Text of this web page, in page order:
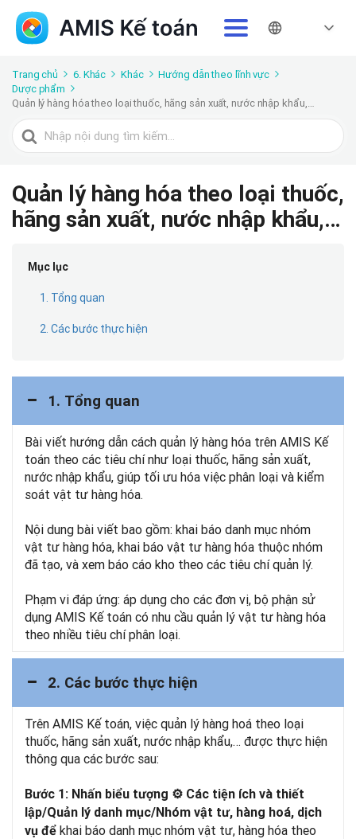
Trang chủ 6. Khác Khác
Hướng dẫn theo lĩnh vực
Dược phẩm
Quản lý hàng hóa theo loại thuốc, hãng sản xuất, nước nhập khẩu,…
Tìm
kiếm
Quản lý hàng hóa theo loại thuốc,
hãng sản xuất, nước nhập khẩu,…
Mục lục
1. Tổng quan
2. Các bước thực hiện
1. Tổng quan
Bài viết hướng dẫn cách quản lý hàng hóa trên AMIS Kế
toán theo các tiêu chí như loại thuốc, hãng sản xuất,
nước nhập khẩu, giúp tối ưu hóa việc phân loại và kiểm
soát vật tư hàng hóa.
Nội dung bài viết bao gồm: khai báo danh mục nhóm
vật tư hàng hóa, khai báo vật tư hàng hóa thuộc nhóm
đã tạo, và xem báo cáo kho theo các tiêu chí quản lý.
Phạm vi đáp ứng: áp dụng cho các đơn vị, bộ phận sử
dụng AMIS Kế toán có nhu cầu quản lý vật tư hàng hóa
theo nhiều tiêu chí phân loại.
2. Các bước thực hiện
Trên AMIS Kế toán, việc quản lý hàng hoá theo loại
thuốc, hãng sản xuất, nước nhập khẩu,… được thực hiện
thông qua các bước sau:
Bước 1: Nhấn biểu tượng ⚙ Các tiện ích và thiết
lập/Quản lý danh mục/Nhóm vật tư, hàng hoá, dịch
vụ để khai báo danh mục nhóm vật tư, hàng hóa theo